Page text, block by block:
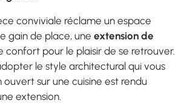
conviviale réclame un espace
gain de place, une extension de
confort pour le plaisir de se retrouver.
le style architectural qui vous
ouvert sur une cuisine est rendu
extension.